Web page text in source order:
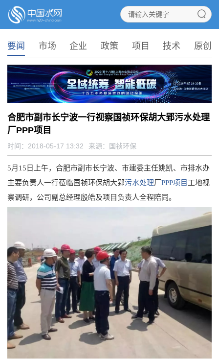
要闻 市场 企业 政策 项目 技术 原创
合肥市副市长宁波一行视察国祯环保胡大郢污水处理
厂PPP项目
时间：2018-05-17 13:32 来源： 国祯环保
5月15日上午，合肥市副市长宁波、市建委主任姚凯、市排水办
主要负责人一行莅临国祯环保胡大郢污水处理厂PPP项目 工地视
察调研，公司副总经理殷皓及项目负责人全程陪同。